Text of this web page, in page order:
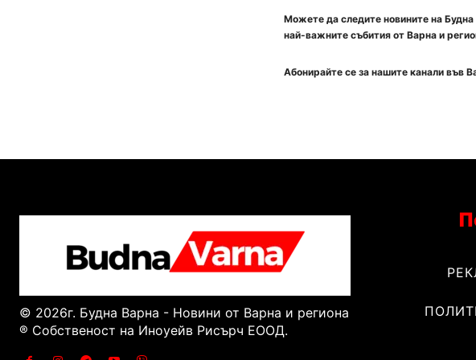
Можете да следите новините на
най-важните събития от Варна и
Абонирайте се за нашите канали във
© 2026г. Будна Варна - Новини от Варна и региона
® Собственост на Иноуейв Рисърч ЕООД.